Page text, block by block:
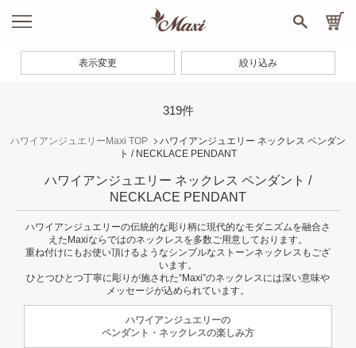
319件
ハワイアンジュエリーMaxi TOP
ハワイアンジュエリー ネックレス ペンダン
ト / NECKLACE PENDANT
ハワイアンジュエリー ネックレス ペンダント /
NECKLACE PENDANT
ハワイアンジュエリーの伝統的な彫り柄に現代的なモダニズムを融合さ
えたMaxiならではのネックレスを多数ご用意しております。
重ね付けにもお使い頂けるようなシンプルなストーンネックレスもござ
います。
ひとつひとつ丁寧に彫りが施された“Maxi”のネックレスには深い意味や
メッセージが込められています。
ハワイアンジュエリーの
ペンダント・ネックレスの楽しみ方
表示変更 絞り込み